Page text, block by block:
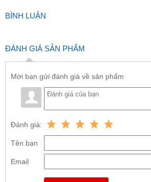
BÌNH LUẬN
ĐÁNH GIÁ SẢN PHẨM
Mời bạn gửi đánh giá về sản phẩm
Đánh giá:
Tên bạn
Email